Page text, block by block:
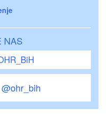
NAS